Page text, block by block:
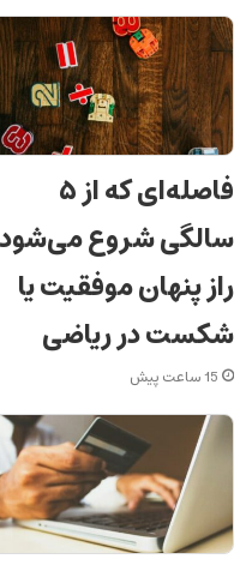
فاصله‌ای که از ۵
سالگی شروع
راز پنهان موفقیت یا
شکست در ریاضی
15 ساعت پیش